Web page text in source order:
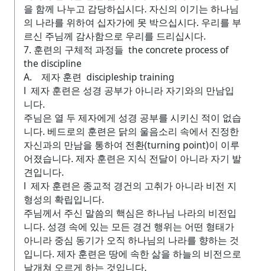
을 함께 나누고 감당하십시다. 자신의 이기는 하나님
의 나라를 위하여 십자가에 못 박으십시다. 우리를 부
르신 주님께 감사함으로 우리를 드리십시다.
7. 훈련의 구체적 과정들 the concrete process of
the discipline
A. 제자 훈련 discipleship training
l 제자 훈련은 성경 공부가 아니라 자기와의 만남입
니다.
주님은 열 두 제자에게 성경 공부를 시키신 적이 없습
니다. 베드로의 훈련은 닭의 울음소리 속에서 진정한
자신과의 만남을 통하여 전환(turning point)이 이루
어졌습니다. 제자 훈련은 지식 전달이 아니라 자기 발
견입니다.
l 제자 훈련은 종교적 경건의 고취가 아니라 비전 지
형성의 확립입니다.
주님께서 주신 말씀의 핵심은 하나님 나라의 비전입
니다. 성경 속에 있는 모든 경건 행위는 어떤 형태가
아니라 중심 동기가 오직 하나님의 나라를 향하는 것
입니다. 제자 훈련은 땅에 속한 삶을 하늘의 비전으로
날개쳐 오르게 하는 것입니다.